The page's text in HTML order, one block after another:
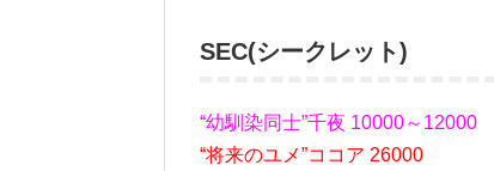
SEC(シークレット)
“幼馴染同士”千夜 10000～12000
“将来のユメ”ココア 26000